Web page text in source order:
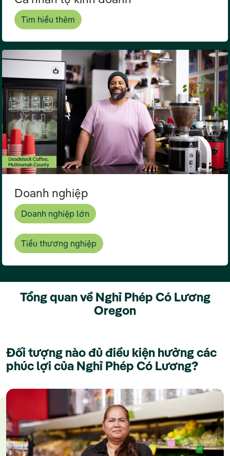
Tìm hiểu thêm
Doanh nghiệp
Doanh nghiệp lớn
Tiểu thương nghiệp
Tổng quan về Nghỉ Phép Có Lương
Oregon
Đối tượng nào đủ điều kiện hưởng các
phúc lợi của Nghỉ Phép Có Lương?